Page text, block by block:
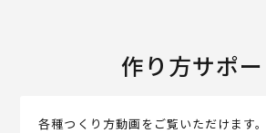
作り方サポ
各種つくり方動画をご覧いただけます